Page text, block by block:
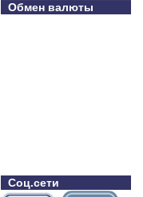
Обмен валюты
Соц.сети